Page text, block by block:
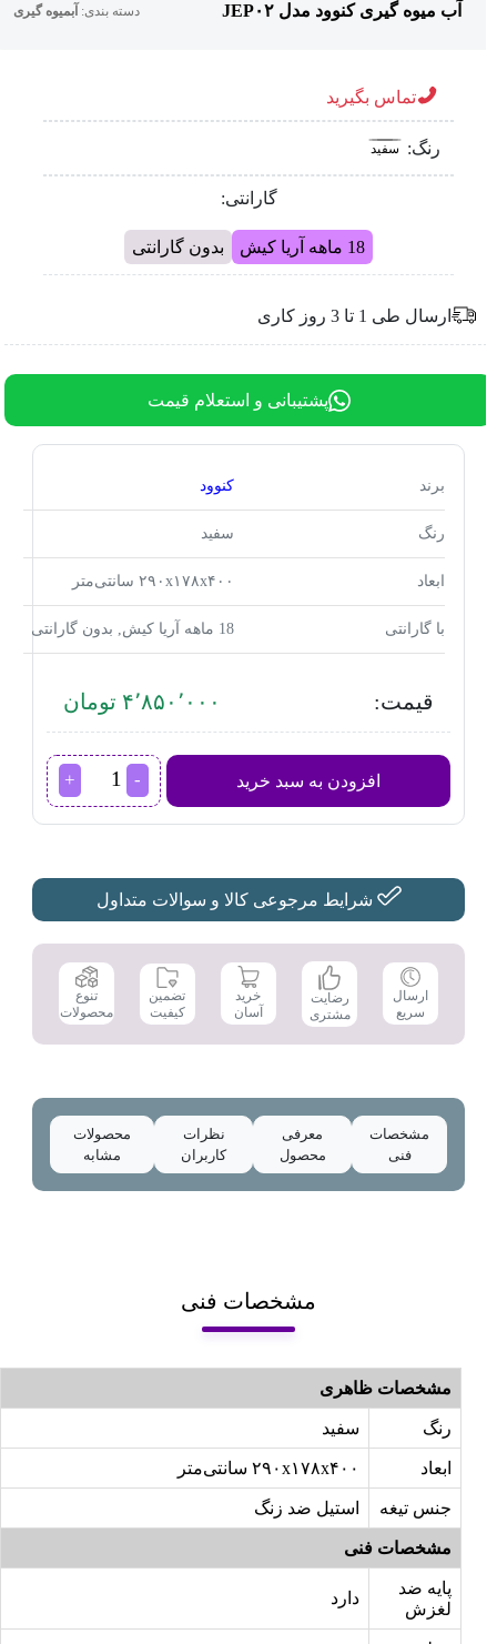
آب میوه گیری کنوود مدل JEP۰۲ دسته بندی:آبمیوه گیری
تماس بگیرید
رنگ: سفید
گارانتی:
18 ماهه آریا کیش بدون گارانتی
ارسال طی 1 تا 3 روز کاری
پشتیبانی و استعلام قیمت
برند کنوود
رنگ سفید
ابعاد ۲۹۰x۱۷۸x۴۰۰ سانتی‌متر
با گارانتی 18 ماهه آریا کیش, بدون گارانتی
قیمت: ۴٬۸۵۰٬۰۰۰ تومان
افزودن به سبد خرید
آب
میوه
JEP02
عدد
شرایط مرجوعی کالا و سوالات متداول
ارسال
سریع
رضایت
مشتری
خرید
آسان
تضمین
کیفیت
تنوع
محصولات
مشخصات
فنی
معرفی
محصول
نظرات
کاربران
محصولات
مشابه
مشخصات فنی
مشخصات ظاهری
رنگ سفید
ابعاد ۲۹۰x۱۷۸x۴۰۰ سانتی‌متر
جنس تیغه استیل ضد زنگ
مشخصات فنی
پایه ضد
لغزش
دارد